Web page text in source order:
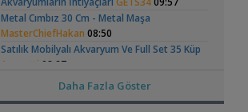
Akvaryum Tanıtımı
Red Mangrove (rhizophora Mangle)
bilentungul,14:43
Akvaryum Tanıtımı
BesleyenlerFuture07,14:25
Diğer Tatlı Su Canlıları
Elma Salyangozu
Güncel
Akvaryumu
Metal Cımbız 30 Cm - Metal Maşa
MasterChiefHakan 08:50
Satılık Mobilyalı Akvaryum Ve Full Set 35 Küp
Aporetti 08:27
Moscow Dark Blue Lepistes emre12ozkan
Daha Fazla Göster